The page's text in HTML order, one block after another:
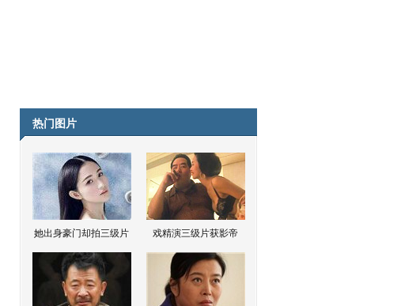
热门图片
她出身豪门却拍三级片 戏精演三级片获影帝